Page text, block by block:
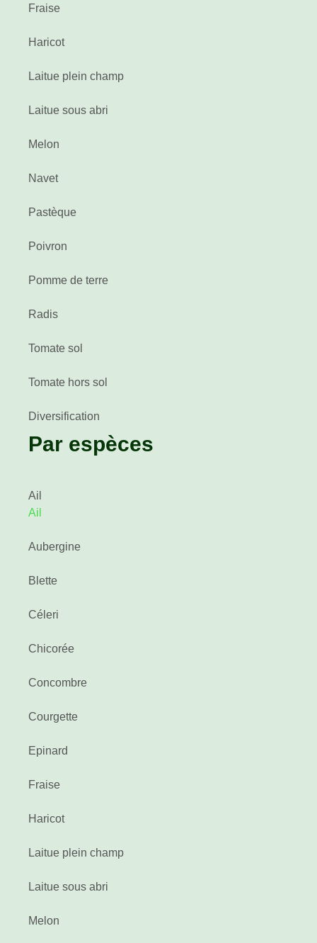
Fraise
Haricot
Laitue plein champ
Laitue sous abri
Melon
Navet
Pastèque
Poivron
Pomme de terre
Radis
Tomate sol
Tomate hors sol
Diversification
Par espèces
Ail
Ail
Aubergine
Blette
Céleri
Chicorée
Concombre
Courgette
Epinard
Fraise
Haricot
Laitue plein champ
Laitue sous abri
Melon